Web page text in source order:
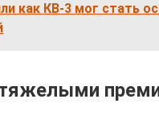
как КВ-3 мог стать
тяжелыми